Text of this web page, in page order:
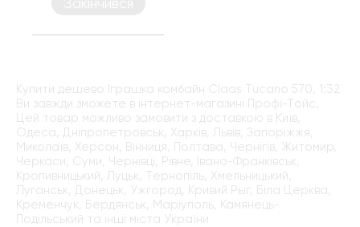
Купити дешево Іграшка комбайн Claas Tucano 570, 1:32
Ви завжди зможете в інтернет-магазині Профі-Тойс.
Цей товар можливо замовити з доставкою в Київ,
Одеса, Дніпропетровськ, Харків, Львів, Запоріжжя,
Миколаїв, Херсон, Вінниця, Полтава, Чернігів, Житомир,
Черкаси, Суми, Чернівці, Рівне, Івано-Франківськ,
Кропивницький, Луцьк, Тернопіль, Хмельницький,
Луганськ, Донецьк, Ужгород, Кривий Рыг, Біла Церква,
Кременчук, Бердянськ, Маріуполь, Камянець-
Подільський та інші міста України